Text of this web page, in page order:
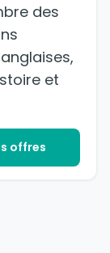
des
et
offres